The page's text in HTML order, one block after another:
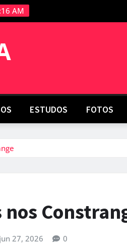
AM
ESTUDOS FOTOS
nos
jun 27, 2026 0